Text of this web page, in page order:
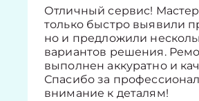
Отличный сервис!
только быстро выявили
но и предложили
вариантов решения.
выполнен аккуратно и
Спасибо за
внимание к деталям!